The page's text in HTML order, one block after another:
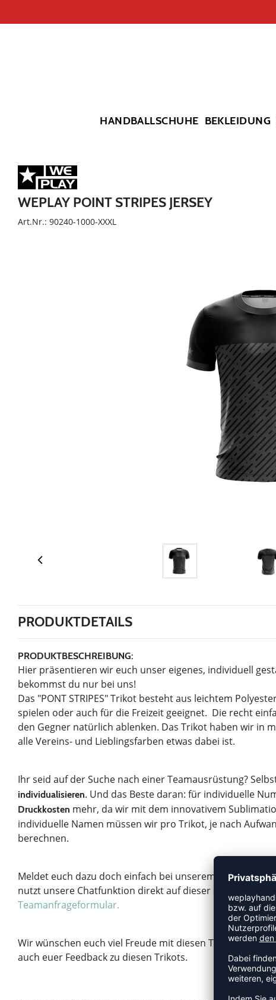
HANDBALLSCHUHE BEKLEIDUNG
WEPLAY POINT STRIPES JERSEY
Art.Nr.: 90240-1000-XXXL
PRODUKTDETAILS
PRODUKTBESCHREIBUNG:
Hier präsentieren wir euch unser eigenes, individuell
bekommst du nur bei uns!
Das "PONT STRIPES" Trikot besteht aus leichtem
spielen oder auch für die Freizeit geeignet. Die recht
den Gegner natürlich ablenken. Das Trikot haben wir in
alle Vereins- und Lieblingsfarben etwas dabei ist.
Ihr seid auf der Suche nach einer Teamausrüstung?
individualisieren. Und das Beste daran: für individuelle
Druckkosten mehr, da wir mit dem innovativem
individuelle Namen müssen wir pro Trikot, je nach
berechnen.
Meldet euch dazu doch einfach bei unserem
nutzt unsere Chatfunktion direkt auf dieser Seite (unten
Teamanfrageformular.
Wir wünschen euch viel Freude mit diesen Trikots und
auch euer Feedback zu diesen Trikots.